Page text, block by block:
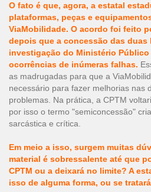
O fato é que, agora, a estatal
plataformas, peças e
ViaMobilidade. O acordo foi feito
depois que a concessão das
investigação do Ministério Público
ocorrências de inúmeras falhas.
as madrugadas para que a
necessário para fazer melhorias nas
problemas. Na prática, a CPTM
por isso o termo "semiconcessão"
sarcástica e crítica.
Em meio a isso, surgem muitas
material é sobressalente até que
CPTM ou a deixará no limite? A
isso de alguma forma, ou se